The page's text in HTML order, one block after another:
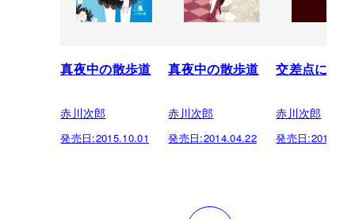
真夜中の散歩道
赤川次郎
発売日:2015.10.01
真夜中の散歩道
赤川次郎
発売日:2014.04.22
交差点に眠る
赤川次郎
発売日: